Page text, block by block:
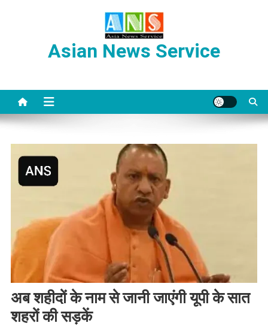
Asian News Service
अब शहीदों के नाम से जानी जाएंगी यूपी के सात
शहरों की सड़कें